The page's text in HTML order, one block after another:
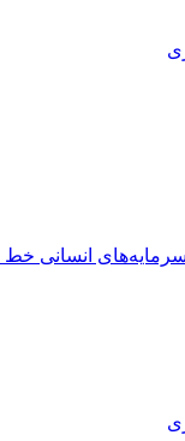
سرمایه‌های انسانی خط